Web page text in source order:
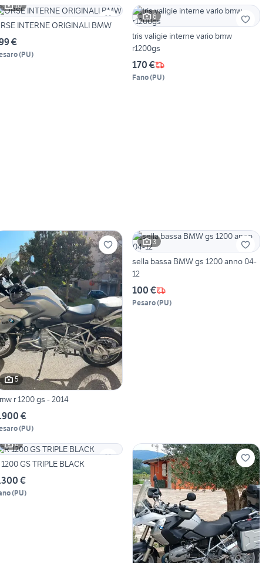
10
INTERNE ORIGINALI BMW
€
(PU)
6
tris valigie interne vario bmw
r1200gs
170 €
Fano(PU)
5
r 1200 gs - 2014
€
(PU)
3
sella bassa BMW gs 1200 anno 04-
12
100 €
Pesaro(PU)
6
1200 GS TRIPLE BLACK
€
(PU)